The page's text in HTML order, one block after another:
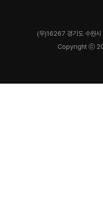
(우)16267 경기도 수원
Copyright ⓒ